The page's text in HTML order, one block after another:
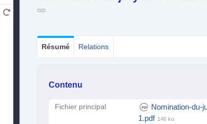
Résumé Relations
Contenu
Fichier principal
Nomination-du-
1.pdf 146 ko